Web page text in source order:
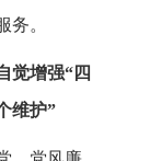
务。
觉增强“四
维护”